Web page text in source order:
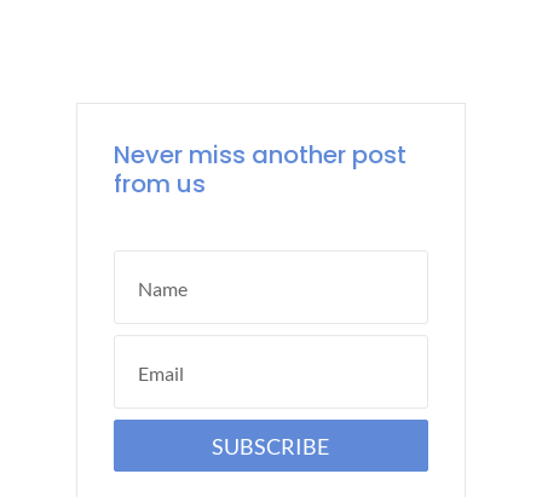
Never miss another post
from us
Name
Email
SUBSCRIBE